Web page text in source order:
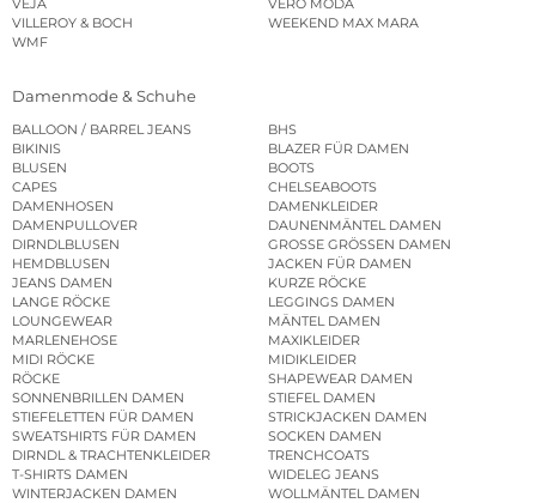
VEJA
VERO MODA
VILLEROY & BOCH
WEEKEND MAX MARA
WMF
Damenmode & Schuhe
BALLOON / BARREL JEANS
BHS
BIKINIS
BLAZER FÜR DAMEN
BLUSEN
BOOTS
CAPES
CHELSEABOOTS
DAMENHOSEN
DAMENKLEIDER
DAMENPULLOVER
DAUNENMÄNTEL DAMEN
DIRNDLBLUSEN
GROSSE GRÖSSEN DAMEN
HEMDBLUSEN
JACKEN FÜR DAMEN
JEANS DAMEN
KURZE RÖCKE
LANGE RÖCKE
LEGGINGS DAMEN
LOUNGEWEAR
MÄNTEL DAMEN
MARLENEHOSE
MAXIKLEIDER
MIDI RÖCKE
MIDIKLEIDER
RÖCKE
SHAPEWEAR DAMEN
SONNENBRILLEN DAMEN
STIEFEL DAMEN
STIEFELETTEN FÜR DAMEN
STRICKJACKEN DAMEN
SWEATSHIRTS FÜR DAMEN
SOCKEN DAMEN
DIRNDL & TRACHTENKLEIDER
TRENCHCOATS
T-SHIRTS DAMEN
WIDELEG JEANS
WINTERJACKEN DAMEN
WOLLMÄNTEL DAMEN